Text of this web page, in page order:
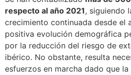
respecto al año 2021, siguiendo
crecimiento continuada desde el
positiva evolución demográfica
por la reducción del riesgo de
ibérico. No obstante, resulta
esfuerzos en marcha dado que la